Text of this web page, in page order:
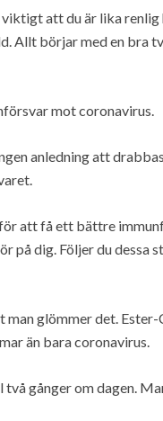
att du är lika renlig
Allt börjar med en bra
mot coronavirus.
anledning att
att få ett bättre
på dig. Följer du dessa
glömmer det.
än bara coronavirus.
gånger om dagen.